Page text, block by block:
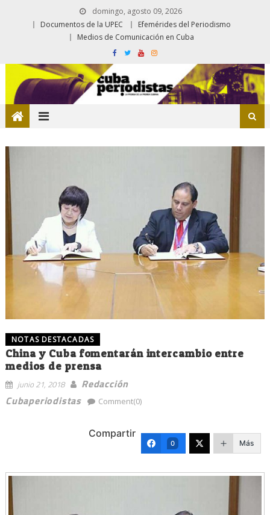
domingo, agosto 09, 2026
Documentos de la UPEC
Efemérides del Periodismo
Medios de Comunicación en Cuba
NOTAS DESTACADAS
China y Cuba fomentarán intercambio entre
medios de prensa
junio 21, 2018
Redacción
Cubaperiodistas
Comment(0)
Compartir
0 Más